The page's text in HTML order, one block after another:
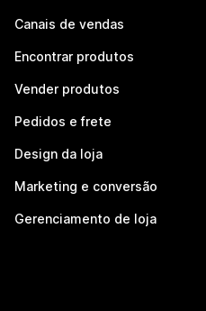
Canais de vendas
Encontrar produtos
Vender produtos
Pedidos e frete
Design da loja
Marketing e conversão
Gerenciamento de loja